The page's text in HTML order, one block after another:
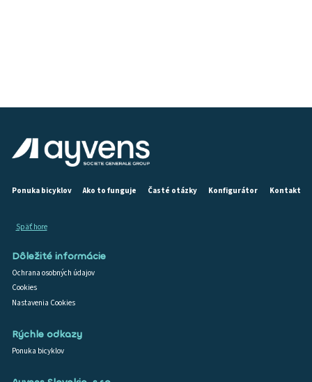
Ponuka bicyklov Ako to funguje Časté otázky Konfigurátor Kontakt
Späť hore
Dôležité informácie
Ochrana osobných údajov
Cookies
Nastavenia Cookies
Rýchle odkazy
Ponuka bicyklov